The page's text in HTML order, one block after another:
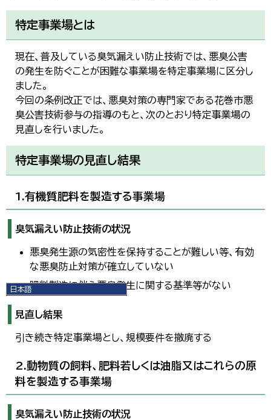
日本語
English
한국어
简体中文
特定事業場とは
現在、普及している臭気漏えい防止技術では、悪臭公害
の発生を防ぐことが困難な事業場を特定事業場に区分し
ました。
今回の条例改正では、悪臭対策の専門家である花巻市悪
臭公害技術参与の指導のもと、次のとおり特定事業場の
見直しを行いました。
特定事業場の見直し結果
1.有機質肥料を製造する事業場
臭気漏えい防止技術の状況
悪臭発生源の気密性を保持することが難しい等、有効
な悪臭防止対策が確立していない
肥料製造に伴う悪臭発生に関する基準等がない
見直し結果
引き続き特定事業場とし、規模要件を撤廃する
2.動物質の飼料、肥料若しくは油脂又はこれらの原
料を製造する事業場
臭気漏えい防止技術の状況